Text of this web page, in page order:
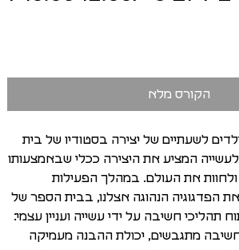
הקורס מלא
לשעתיים של יצירה בסטודיו של בית
המציע את היצירה ככלי שבאמצעותו
את העולם. במהלך הפעילות
את הפדגוגיה הנהוגה אצלנו, בבית הספר של
תהליכי חשיבה על ידי עשייה ועניין עצמי:
חשיבה מתגבשים, יכולת ההבנה מעמיקה